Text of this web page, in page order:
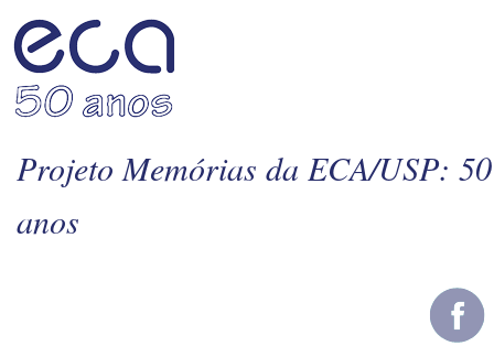
Projeto Memórias da ECA/USP: 50
anos